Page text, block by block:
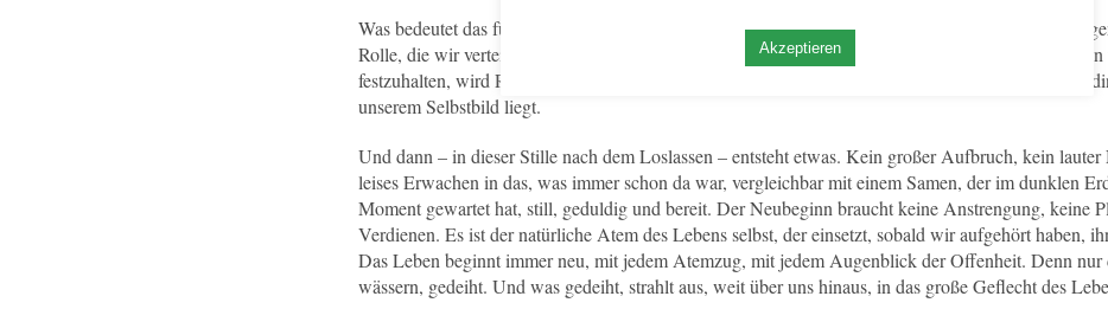
Was bedeutet das für uns? Nicht das Selbst zerstören, sondern das Bild loslassen, das wir von uns
Rolle, die wir verteidigen, und die Geschichte, die wir uns erzählen. Erst wenn wir aufhören, uns an
festzuhalten, wird Raum frei für das, was wir wirklich sind, etwas was jenseits von Konzepten,
unserem Selbstbild liegt.
Und dann – in dieser Stille nach dem Loslassen – entsteht etwas. Kein großer Aufbruch, kein
leises Erwachen in das, was immer schon da war, vergleichbar mit einem Samen, der im dunklen
Moment gewartet hat, still, geduldig und bereit. Der Neubeginn braucht keine Anstrengung, keine
Verdienen. Es ist der natürliche Atem des Lebens selbst, der einsetzt, sobald wir aufgehört haben,
Das Leben beginnt immer neu, mit jedem Atemzug, mit jedem Augenblick der Offenheit. Denn nur
wässern, gedeiht. Und was gedeiht, strahlt aus, weit über uns hinaus, in das große Geflecht des
Akzeptieren